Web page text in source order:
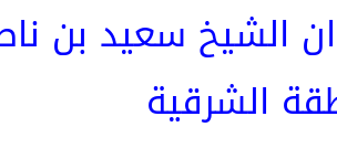
الشيخ سعيد بن
الشرقية